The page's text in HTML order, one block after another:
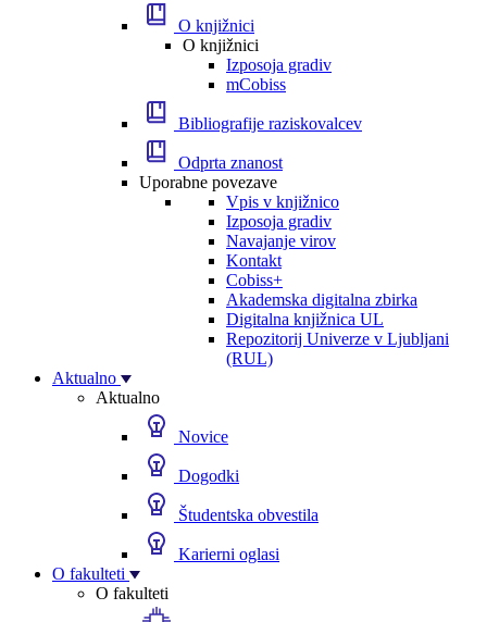
O knjižnici
O knjižnici
Izposoja gradiv
mCobiss
Bibliografije raziskovalcev
Odprta znanost
Uporabne povezave
Vpis v knjižnico
Izposoja gradiv
Navajanje virov
Kontakt
Cobiss+
Akademska digitalna zbirka
Digitalna knjižnica UL
Repozitorij Univerze v Ljubljani
(RUL)
Aktualno
Aktualno
Novice
Dogodki
Študentska obvestila
Karierni oglasi
O fakulteti
O fakulteti